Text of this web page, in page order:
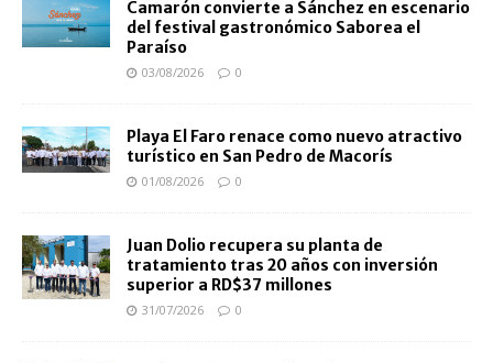
Camarón convierte a Sánchez en escenario
del festival gastronómico Saborea el
Paraíso
03/08/2026 0
Playa El Faro renace como nuevo atractivo
turístico en San Pedro de Macorís
01/08/2026 0
Juan Dolio recupera su planta de
tratamiento tras 20 años con inversión
superior a RD$37 millones
31/07/2026 0